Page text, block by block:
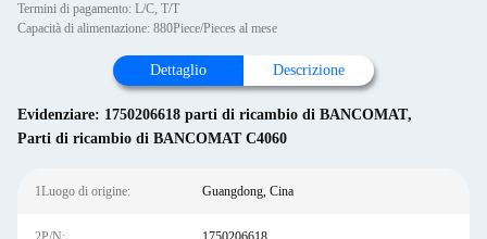
Termini di pagamento: L/C, T/T
Capacità di alimentazione: 880Piece/Pieces al mese
Dettaglio Descrizione
Evidenziare: 1750206618 parti di ricambio di BANCOMAT,
Parti di ricambio di BANCOMAT C4060
1Luogo di origine: Guangdong, Cina